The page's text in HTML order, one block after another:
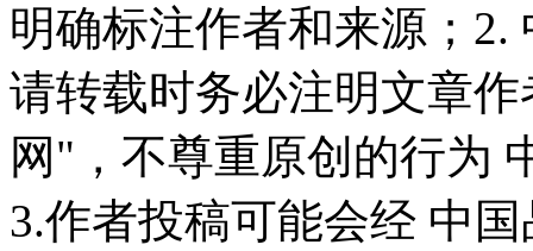
明确标注作者和来源；
请转载时务必注明文章
网"，不尊重原创的行为
3.作者投稿可能会经 中